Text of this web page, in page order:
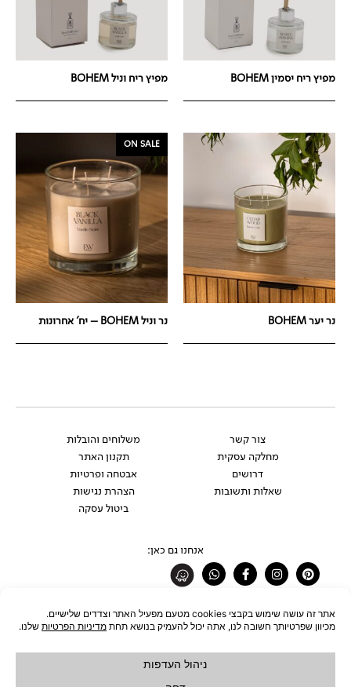
מפיץ ריח יסמין BOHEM מפיץ ריח וניל BOHEM
נר יער BOHEM
ON SALE
נר וניל BOHEM – יח' אחרונות
צור קשר
מחלקה עסקית
דרושים
שאלות ותשובות
משלוחים והובלות
תקנון האתר
אבטחה ופרטיות
הצהרת נגישות
ביטול עסקה
אנחנו גם כאן:
Pinterest
Instagram
Facebook-
f
Whatsapp
רוצים להתעדכן לפני כולם?